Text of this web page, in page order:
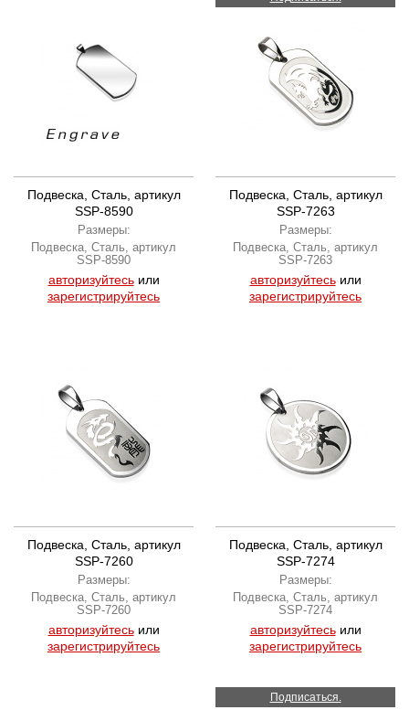
Подвеска, Сталь, артикул
SSP-8590
Размеры:
Подвеска, Сталь, артикул
SSP-8590
авторизуйтесьили
зарегистрируйтесь
Подвеска, Сталь, артикул
SSP-7263
Размеры:
Подвеска, Сталь, артикул
SSP-7263
авторизуйтесьили
зарегистрируйтесь
Подвеска, Сталь, артикул
SSP-7260
Размеры:
Подвеска, Сталь, артикул
SSP-7260
авторизуйтесьили
зарегистрируйтесь
Подвеска, Сталь, артикул
SSP-7274
Размеры:
Подвеска, Сталь, артикул
SSP-7274
авторизуйтесьили
зарегистрируйтесь
Подписаться.